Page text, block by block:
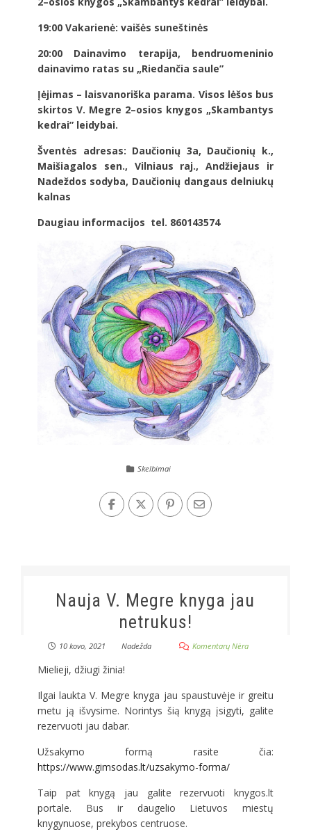
19:00 Vakarienė: vaišės suneštinės
20:00 Dainavimo terapija, bendruomeninio
dainavimo ratas su „Riedančia saule”
Įėjimas – laisvanoriška parama. Visos lėšos bus
skirtos V. Megre 2–osios knygos „Skambantys
kedrai” leidybai.
Šventės adresas: Daučionių 3a, Daučionių k.,
Maišiagalos sen., Vilniaus raj., Andžiejaus ir
Nadeždos sodyba, Daučionių dangaus delniukų
kalnas
Daugiau informacijos tel. 860143574
Skelbimai
Nauja V. Megre knyga jau
netrukus!
10 kovo, 2021 Nadežda Komentarų Nėra
Mielieji, džiugi žinia!
Ilgai laukta V. Megre knyga jau spaustuvėje ir greitu
metu ją išvysime. Norintys šią knygą įsigyti, galite
rezervuoti jau dabar.
Užsakymo formą rasite čia:
https://www.gimsodas.lt/uzsakymo-forma/
Taip pat knygą jau galite rezervuoti knygos.lt
portale. Bus ir daugelio Lietuvos miestų
knygynuose, prekybos centruose.